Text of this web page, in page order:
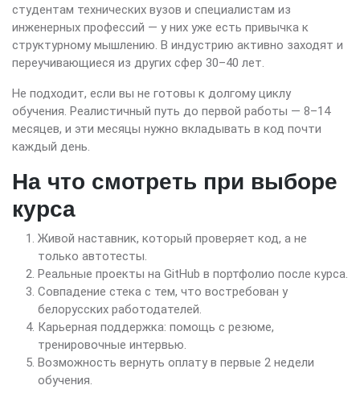
студентам технических вузов и специалистам из
инженерных профессий — у них уже есть привычка к
структурному мышлению. В индустрию активно заходят и
переучивающиеся из других сфер 30–40 лет.
Не подходит, если вы не готовы к долгому циклу
обучения. Реалистичный путь до первой работы — 8–14
месяцев, и эти месяцы нужно вкладывать в код почти
каждый день.
На что смотреть при выборе
курса
Живой наставник, который проверяет код, а не
только автотесты.
Реальные проекты на GitHub в портфолио после курса.
Совпадение стека с тем, что востребован у
белорусских работодателей.
Карьерная поддержка: помощь с резюме,
тренировочные интервью.
Возможность вернуть оплату в первые 2 недели
обучения.